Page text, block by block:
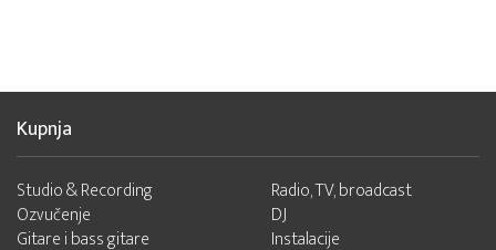
Kupnja
Studio & Recording
Ozvučenje
Gitare i bass gitare
Radio, TV, broadcast
DJ
Instalacije